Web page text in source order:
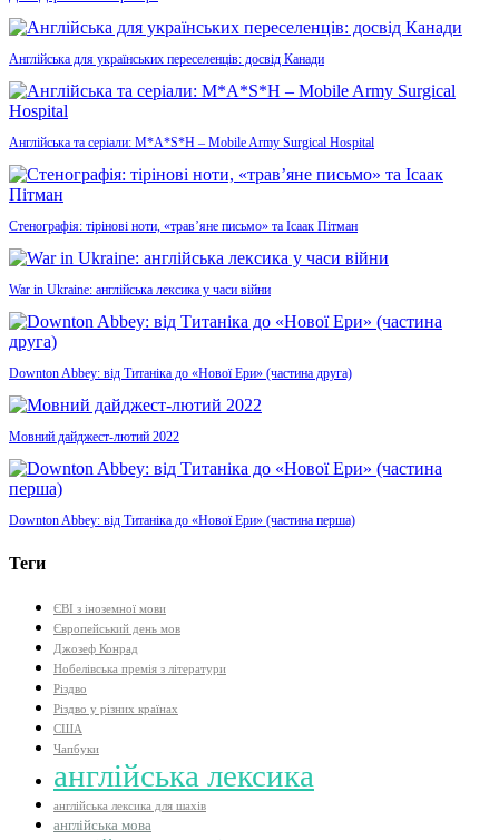
Англійська для українських переселенців: досвід Канади
Англійська та серіали: M*A*S*H – Mobile Army Surgical Hospital
Стенографія: тірінові ноти, «трав’яне письмо» та Ісаак Пітман
War in Ukraine: англійська лексика у часи війни
Downton Abbey: від Титаніка до «Нової Ери» (частина друга)
Мовний дайджест-лютий 2022
Downton Abbey: від Титаніка до «Нової Ери» (частина перша)
Теги
ЄВІ з іноземної мови
Європейський день мов
Джозеф Конрад
Нобелівська премія з літератури
Різдво
Різдво у різних країнах
США
Чапбуки
англійська лексика
англійська лексика для шахів
англійська мова